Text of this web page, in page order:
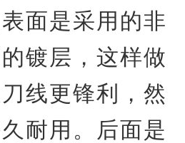
面是采用的非
镀层，这样做
线更锋利，然
耐用。后面是